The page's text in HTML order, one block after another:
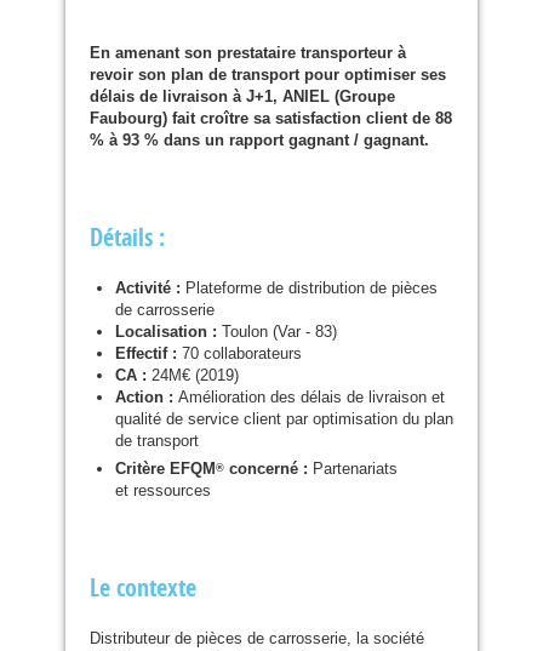
En amenant son prestataire transporteur à
revoir son plan de transport pour optimiser ses
délais de livraison à J+1, ANIEL (Groupe
Faubourg) fait croître sa satisfaction client de 88
% à 93 % dans un rapport gagnant / gagnant.
Détails :
Activité : Plateforme de distribution de pièces
de carrosserie
Localisation : Toulon (Var - 83)
Effectif : 70 collaborateurs
CA: 24M€ (2019)
Action : Amélioration des délais de livraison et
qualité de service client par optimisation du plan
de transport
Critère EFQM ®concerné : Partenariats
et ressources
Le contexte
Distributeur de pièces de carrosserie, la société